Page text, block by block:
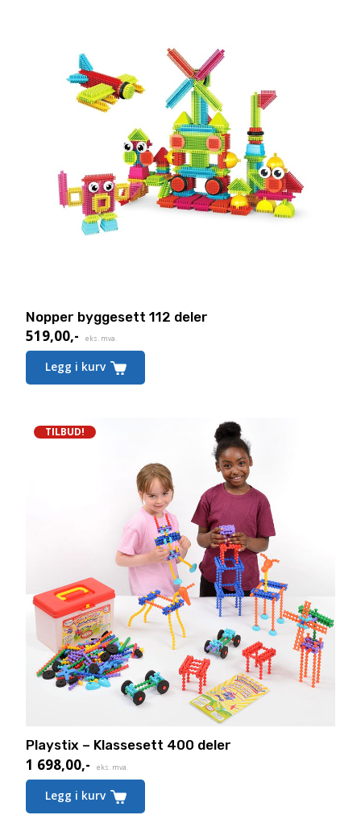
Nopper byggesett 112 deler
519,00,- eks. mva.
Legg i kurv
TILBUD!
Playstix – Klassesett 400 deler
1 698,00,-
Nåværende
pris
eks. mva.
Legg i kurv